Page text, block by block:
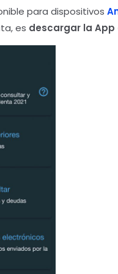
para dispositivos
es descargar la App